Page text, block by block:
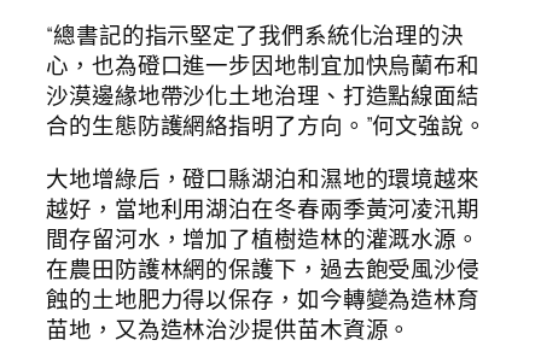
“總書記的指示堅定了我們系統化治理的決
心，也為磴口進一步因地制宜加快烏蘭布和
沙漠邊緣地帶沙化土地治理、打造點線面結
合的生態防護網絡指明了方向。”何文強說。
大地增綠后，磴口縣湖泊和濕地的環境越來
越好，當地利用湖泊在冬春兩季黃河凌汛期
間存留河水，增加了植樹造林的灌溉水源。
在農田防護林網的保護下，過去飽受風沙侵
蝕的土地肥力得以保存，如今轉變為造林育
苗地，又為造林治沙提供苗木資源。